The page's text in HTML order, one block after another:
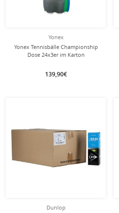
Yonex
Yonex Tennisbälle Championship
Dose 24x3er im Karton
139,90€
Dunlop